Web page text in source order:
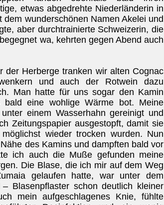
etwas abgedrehte Niederländerin in
dem wunderschönen Namen Akelei und
aber durchtrainierte Schweizerin, die
wa, kehrten gegen Abend auch
der Herberge tranken wir alten Cognac
und auch der Rotwein dazu
Man hatte für uns sogar den Kamin
bald eine wohlige Wärme bot. Meine
einem Wasserhahn gereinigt und
Zeitungspapier ausgestopft, damit sie
wieder trocken wurden. Nun
des Kamins und dampften bald vor
ich auch die Muße gefunden meine
Die Blase, die ich mir auf dem Weg
gelaufen hatte, war unter dem
Blasenpflaster schon deutlich kleiner
mein aufgeschlagenes Knie, fühlte